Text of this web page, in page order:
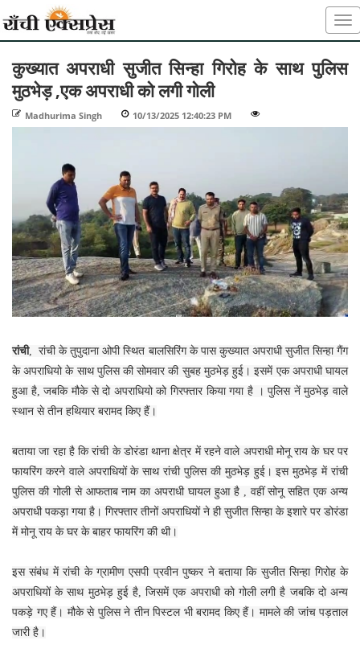
कुख्यात अपराधी सुजीत सिन्हा गिरोह के साथ पुलिस
मुठभेड़ ,एक अपराधी को लगी गोली
Madhurima Singh 10/13/2025 12:40:23 PM
रांची, रांची के तुपुदाना ओपी स्थित बालसिरिंग के पास कुख्यात अपराधी सुजीत सिन्हा गैंग
के अपराधियो के साथ पुलिस की सोमवार की सुबह मुठभेड़ हुई। इसमें एक अपराधी घायल
हुआ है, जबकि मौके से दो अपराधियो को गिरफ्तार किया गया है । पुलिस नें मुठभेड़ वाले
स्थान से तीन हथियार बरामद किए हैं।
बताया जा रहा है कि रांची के डोरंडा थाना क्षेत्र में रहने वाले अपराधी मोनू राय के घर पर
फायरिंग करने वाले अपराधियों के साथ रांची पुलिस की मुठभेड़ हुई। इस मुठभेड़ में रांची
पुलिस की गोली से आफताब नाम का अपराधी घायल हुआ है , वहीं सोनू सहित एक अन्य
अपराधी पकड़ा गया है। गिरफ्तार तीनों अपराधियों ने ही सुजीत सिन्हा के इशारे पर डोरंडा
में मोनू राय के घर के बाहर फायरिंग की थी।
इस संबंध में रांची के ग्रामीण एसपी प्रवीन पुष्कर ने बताया कि सुजीत सिन्हा गिरोह के
अपराधियों के साथ मुठभेड़ हुई है, जिसमें एक अपराधी को गोली लगी है जबकि दो अन्य
पकड़े गए हैं। मौके से पुलिस ने तीन पिस्टल भी बरामद किए हैं। मामले की जांच पड़ताल
जारी है।